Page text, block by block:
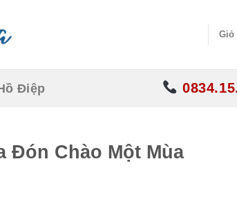
Giỏ
Điệp
Đón Chào Một Mùa